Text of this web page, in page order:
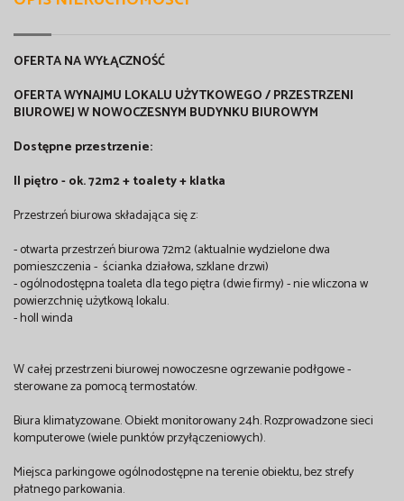
OFERTA NA WYŁĄCZNOŚĆ
OFERTA WYNAJMU LOKALU UŻYTKOWEGO / PRZESTRZENI
BIUROWEJ W NOWOCZESNYM BUDYNKU BIUROWYM
Dostępne przestrzenie:
II piętro - ok. 72m2 + toalety + klatka
Przestrzeń biurowa składająca się z:
- otwarta przestrzeń biurowa 72m2 (aktualnie wydzielone dwa
pomieszczenia - ścianka działowa, szklane drzwi)
- ogólnodostępna toaleta dla tego piętra (dwie firmy) - nie wliczona w
powierzchnię użytkową lokalu.
- holl winda
W całej przestrzeni biurowej nowoczesne ogrzewanie podłgowe -
sterowane za pomocą termostatów.
Biura klimatyzowane. Obiekt monitorowany 24h. Rozprowadzone sieci
komputerowe (wiele punktów przyłączeniowych).
Miejsca parkingowe ogólnodostępne na terenie obiektu, bez strefy
płatnego parkowania.